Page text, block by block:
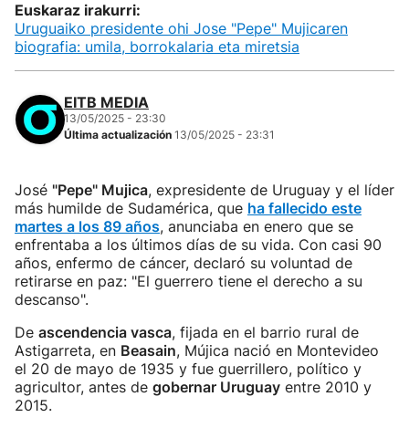
Euskaraz irakurri:
Uruguaiko presidente ohi Jose "Pepe" Mujicaren
biografia: umila, borrokalaria eta miretsia
EITB MEDIA
13/05/2025 - 23:30
Última actualización 13/05/2025 - 23:31
José "Pepe" Mujica, expresidente de Uruguay y el líder
más humilde de Sudamérica, que ha fallecido este
martes a los 89 años, anunciaba en enero que se
enfrentaba a los últimos días de su vida. Con casi 90
años, enfermo de cáncer, declaró su voluntad de
retirarse en paz: "El guerrero tiene el derecho a su
descanso".
De ascendencia vasca, fijada en el barrio rural de
Astigarreta, en Beasain, Mújica nació en Montevideo
el 20 de mayo de 1935 y fue guerrillero, político y
agricultor, antes de gobernar Uruguay entre 2010 y
2015.